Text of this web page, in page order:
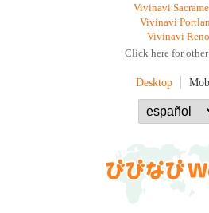
Vivinavi
Vivinavi
Vivinavi Reno
Click here for other
Desktop